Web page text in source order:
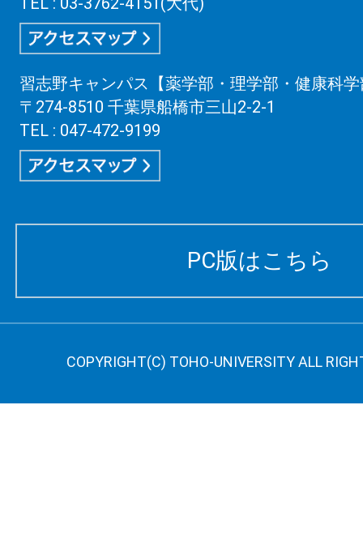
習志野キャンパス【薬学部・理学部・健康科
〒274-8510 千葉県船橋市三山2-2-1
TEL : 047-472-9199
PC版はこちら
COPYRIGHT(C) TOHO-UNIVERSITY ALL